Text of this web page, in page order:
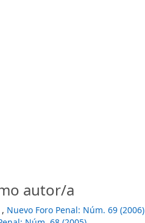
autor/a
, Nuevo Foro Penal: Núm. 69 (2006)